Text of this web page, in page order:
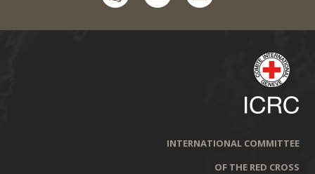
INTERNATIONAL COMMITTEE
OF THE RED CROSS